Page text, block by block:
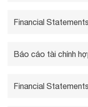
Financial
Báo cáo tài chính
Financial